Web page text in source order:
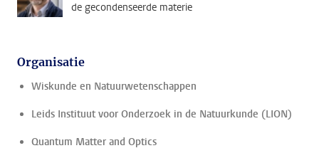
de gecondenseerde materie
Organisatie
Wiskunde en Natuurwetenschappen
Leids Instituut voor Onderzoek in de Natuurkunde (LION)
Quantum Matter and Optics